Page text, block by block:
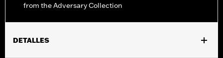
from the Adversary Collection
DETALLES